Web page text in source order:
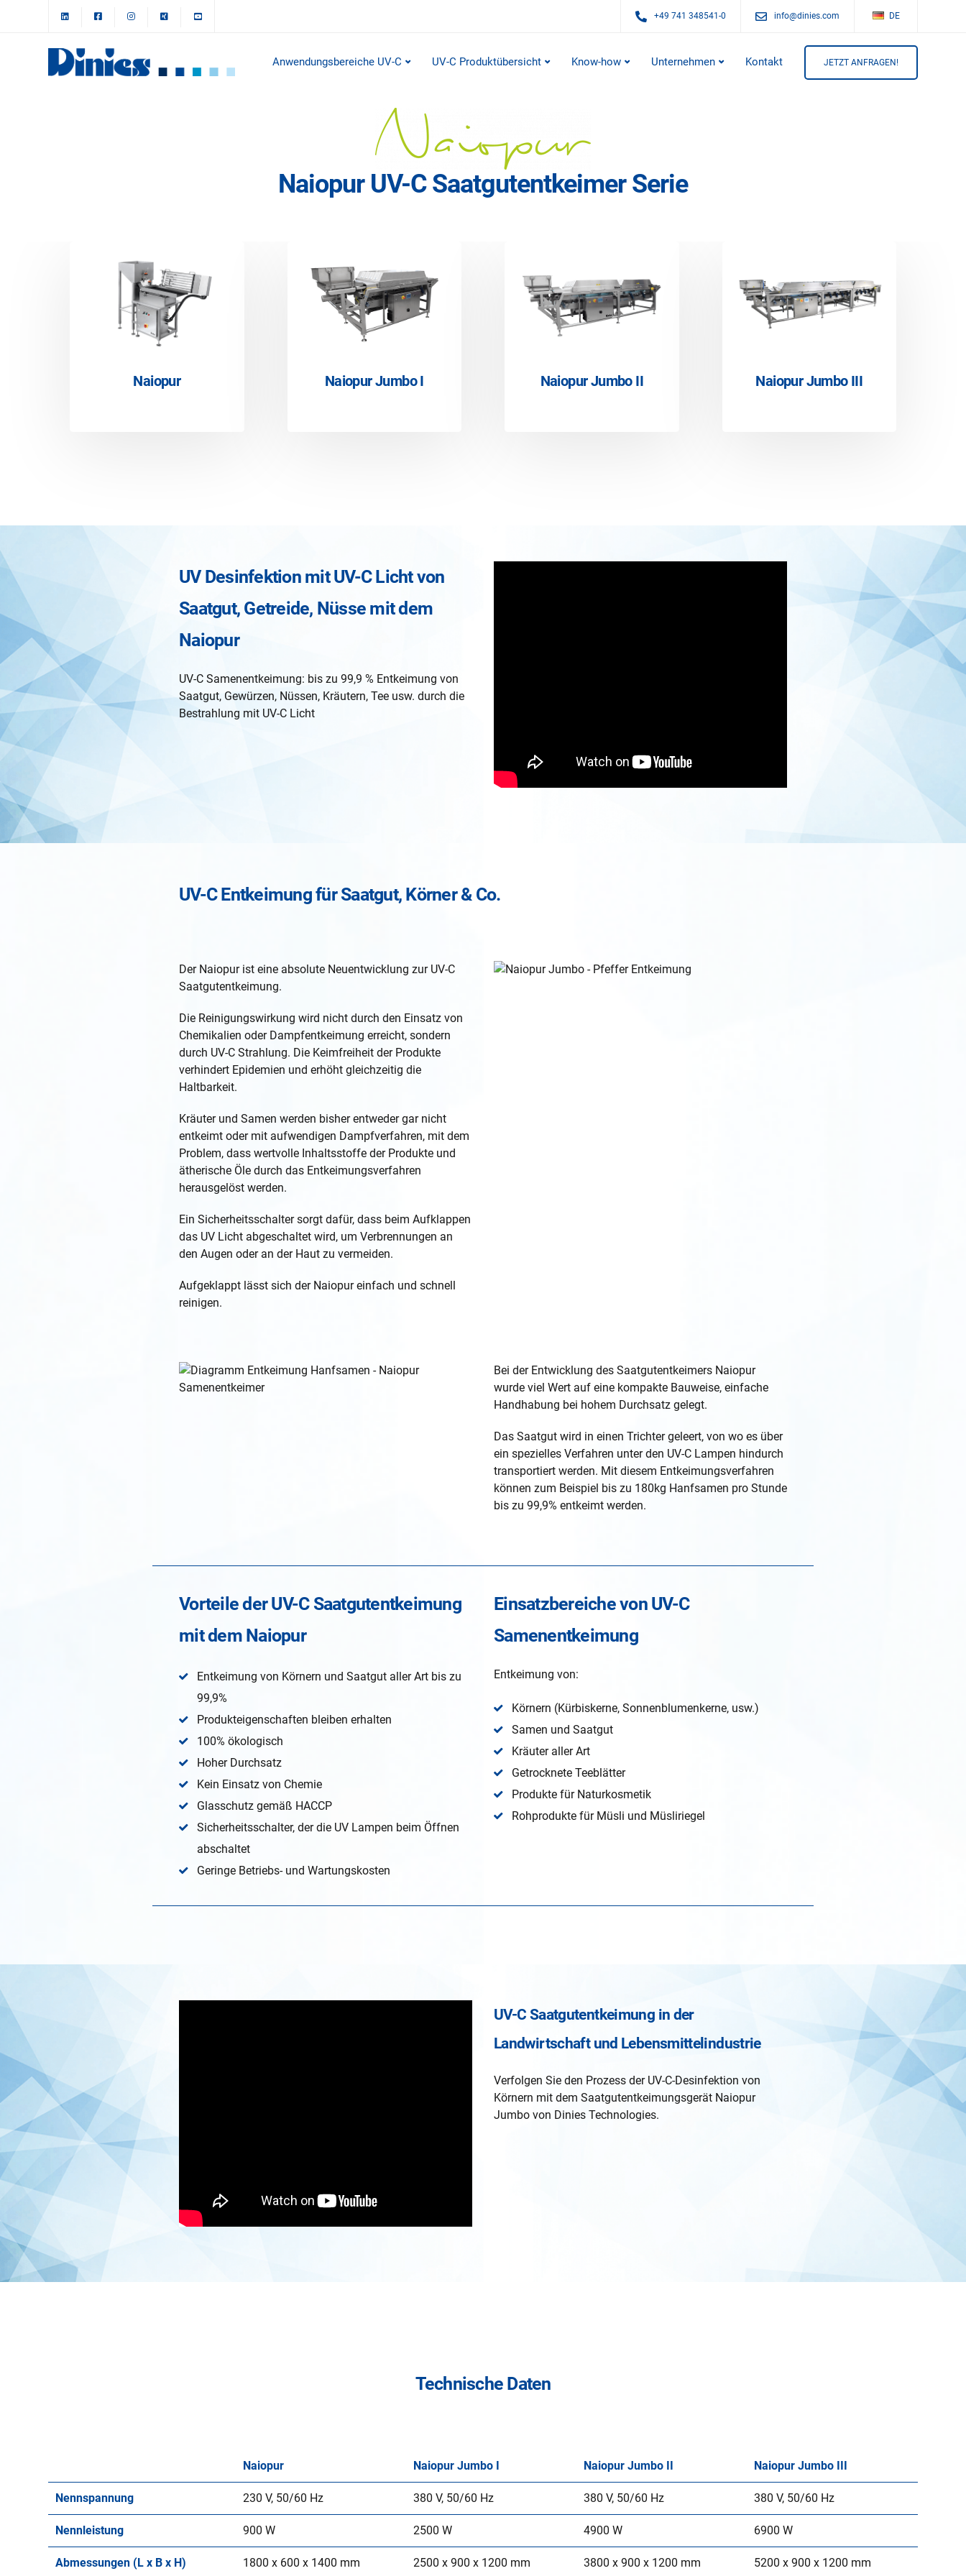
+49 741 348541-0 info@dinies.com DE
Anwendungsbereiche UV-C UV-C Produktübersicht Know-how Unternehmen Kontakt JETZT ANFRAGEN!
Naiopur UV-C Saatgutentkeimer Serie
Naiopur Naiopur Jumbo I Naiopur Jumbo II Naiopur Jumbo III
UV Desinfektion mit UV-C Licht von
Saatgut, Getreide, Nüsse mit dem
Naiopur
UV-C Samenentkeimung: bis zu 99,9 % Entkeimung von
Saatgut, Gewürzen, Nüssen, Kräutern, Tee usw. durch die
Bestrahlung mit UV-C Licht
UV-C Entkeimung für Saatgut, Körner & Co.
Der Naiopur ist eine absolute Neuentwicklung zur UV-C
Saatgutentkeimung.
Die Reinigungswirkung wird nicht durch den Einsatz von
Chemikalien oder Dampfentkeimung erreicht, sondern
durch UV-C Strahlung. Die Keimfreiheit der Produkte
verhindert Epidemien und erhöht gleichzeitig die
Haltbarkeit.
Kräuter und Samen werden bisher entweder gar nicht
entkeimt oder mit aufwendigen Dampfverfahren, mit dem
Problem, dass wertvolle Inhaltsstoffe der Produkte und
ätherische Öle durch das Entkeimungsverfahren
herausgelöst werden.
Ein Sicherheitsschalter sorgt dafür, dass beim Aufklappen
das UV Licht abgeschaltet wird, um Verbrennungen an
den Augen oder an der Haut zu vermeiden.
Aufgeklappt lässt sich der Naiopur einfach und schnell
reinigen.
Bei der Entwicklung des Saatgutentkeimers Naiopur
wurde viel Wert auf eine kompakte Bauweise, einfache
Handhabung bei hohem Durchsatz gelegt.
Das Saatgut wird in einen Trichter geleert, von wo es über
ein spezielles Verfahren unter den UV-C Lampen hindurch
transportiert werden. Mit diesem Entkeimungsverfahren
können zum Beispiel bis zu 180kg Hanfsamen pro Stunde
bis zu 99,9% entkeimt werden.
Vorteile der UV-C Saatgutentkeimung
mit dem Naiopur
Entkeimung von Körnern und Saatgut aller Art bis zu
99,9%
Produkteigenschaften bleiben erhalten
100% ökologisch
Hoher Durchsatz
Kein Einsatz von Chemie
Glasschutz gemäß HACCP
Sicherheitsschalter, der die UV Lampen beim Öffnen
abschaltet
Geringe Betriebs- und Wartungskosten
Einsatzbereiche von UV-C
Samenentkeimung
Entkeimung von:
Körnern (Kürbiskerne, Sonnenblumenkerne, usw.)
Samen und Saatgut
Kräuter aller Art
Getrocknete Teeblätter
Produkte für Naturkosmetik
Rohprodukte für Müsli und Müsliriegel
UV-C Saatgutentkeimung in der
Landwirtschaft und Lebensmittelindustrie
Verfolgen Sie den Prozess der UV-C-Desinfektion von
Körnern mit dem Saatgutentkeimungsgerät Naiopur
Jumbo von Dinies Technologies.
Technische Daten
Naiopur Naiopur Jumbo I Naiopur Jumbo II Naiopur Jumbo III
Nennspannung 230 V, 50/60 Hz 380 V, 50/60 Hz 380 V, 50/60 Hz 380 V, 50/60 Hz
Nennleistung 900 W 2500 W 4900 W 6900 W
Abmessungen (L x B x H) 1800 x 600 x 1400 mm 2500 x 900 x 1200 mm 3800 x 900 x 1200 mm 5200 x 900 x 1200 mm